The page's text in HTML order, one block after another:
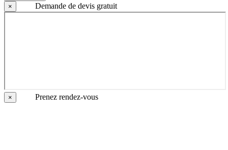
×
Demande de devis gratuit
× Prenez rendez-vous